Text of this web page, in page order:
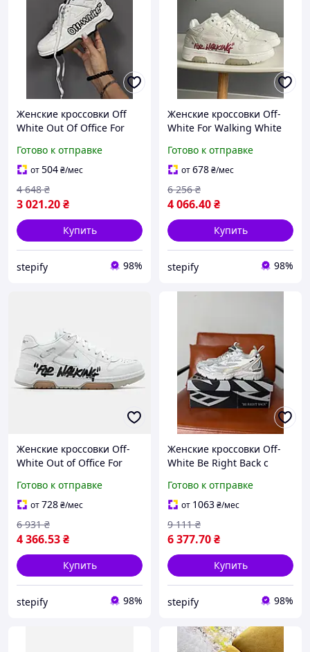
Женские кроссовки Off
White Out Of Office For
элегантные кожаные
кроссы с контрастным
логотипом
Готово к отправке
от504₴/мес
3 021.20₴
4 648 ₴
Купить
stepify 98%
Женские кроссовки Off-
White For Walking White
стильные премиальные
1894
Готово к отправке
от678₴/мес
4 066.40₴
6 256 ₴
Купить
stepify 98%
Женские кроссовки Off-
White Out of Office For
everyday-sneaker (белый)
КОД-Cod 2815
Готово к отправке
от728₴/мес
4 366.53₴
6 931 ₴
Купить
stepify 98%
Женские кроссовки Off-
White Be Right Back с
и сияющими
серебристыми вставками
(белые с серебром) КОД-
#art132
Готово к отправке
от 1063₴/мес
6 377.70₴
9 111 ₴
Купить
stepify 98%